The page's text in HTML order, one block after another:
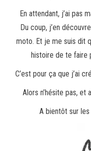
En attendant, j’ai pas
Du coup, j’en
moto. Et je me suis dit
histoire de te faire
C’est pour ça que j’ai
Alors n’hésite pas, et
A bientôt sur